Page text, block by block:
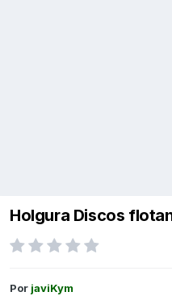
Holgura Discos
Por javiKym